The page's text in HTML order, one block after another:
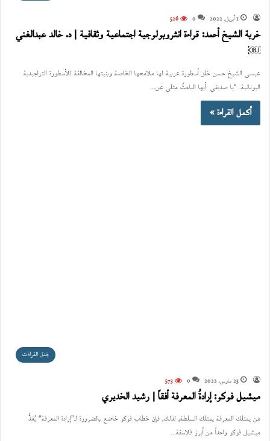
1 أبريل، 2022 0
526
خربة الشيخ أحمد: قراءة انثروبولوجية اجتماعية وثقافية | د. خالد عبدالغني
￼
عيسى الشيخ حسن خلق أسطورة عربية لها ملامحها الخاصة وبنيتها المخالفة للأسطورة التراجيدية
اليونانية. “يا صديقي أيها الباحثُ مثلي عن…
أكمل القراءة »
جَدَل القراءات
23 مارس، 2022 0
573
ميشيل فوكو: إرادةُ المعرفة أفقاً | رشيد الخديري
مَن يمتلك المعرفة يمتلك السلطة، لذلك، فإن خطاب فوكو خاضع بالضرورة لـ”إرادة المعرفة“ يُعَدُّ
ميشيل فوكو واحداً من أبرز فلاسفة…